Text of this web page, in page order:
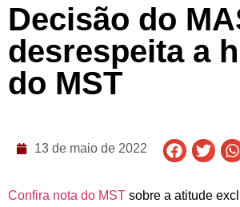
Decisão do
desrespeita a
do MST
13 de maio de 2022
Confira nota do MST sobre a atitude